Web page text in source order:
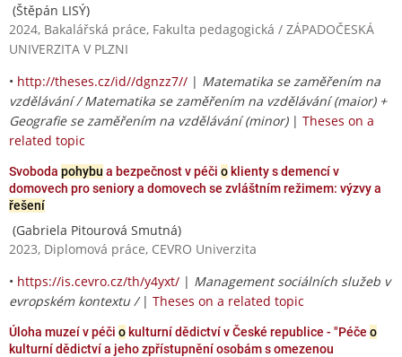
(Štěpán LISÝ)
2024, Bakalářská práce, Fakulta pedagogická / ZÁPADOČESKÁ
UNIVERZITA V PLZNI
• http://theses.cz/id//dgnzz7// | Matematika se zaměřením na
vzdělávání / Matematika se zaměřením na vzdělávání (maior) +
Geografie se zaměřením na vzdělávání (minor)| Theses on a
related topic
Svoboda pohybu a bezpečnost v péči o klienty s demencí v
domovech pro seniory a domovech se zvláštním režimem: výzvy a
řešení
(Gabriela Pitourová Smutná)
2023, Diplomová práce, CEVRO Univerzita
• https://is.cevro.cz/th/y4yxt/ | Management sociálních služeb v
evropském kontextu / | Theses on a related topic
Úloha muzeí v péči o kulturní dědictví v České republice - "Péče o
kulturní dědictví a jeho zpřístupnění osobám s omezenou